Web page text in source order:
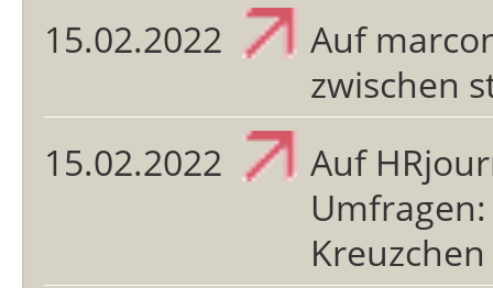
15.02.2022
Auf
zwischen
15.02.2022
Auf
Kreuzchen